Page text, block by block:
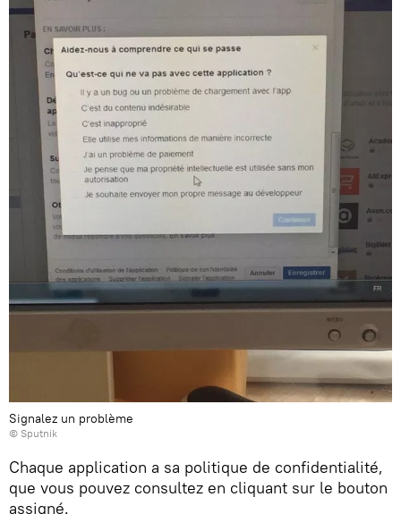
Signalez un problème
© Sputnik
Chaque application a sa politique de confidentialité,
que vous pouvez consultez en cliquant sur le bouton
assigné.